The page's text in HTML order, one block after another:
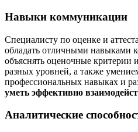
Навыки коммуникации
Специалисту по оценке и
обладать отличными навыками
объяснять оценочные критерии
разных уровней, а также
профессиональных навыках и
уметь эффективно
Аналитические